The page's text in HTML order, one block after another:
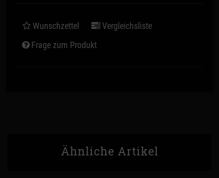
Wunschzettel
Vergleichsliste
Frage zum Produkt
Ähnliche Artikel